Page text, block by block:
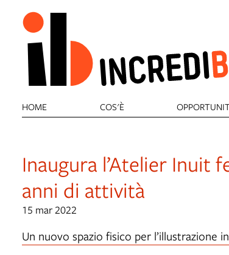
HOME COS'È
Inaugura l’Atelier Inuit
anni di attività
15 mar 2022
Un nuovo spazio fisico per l’illustrazione